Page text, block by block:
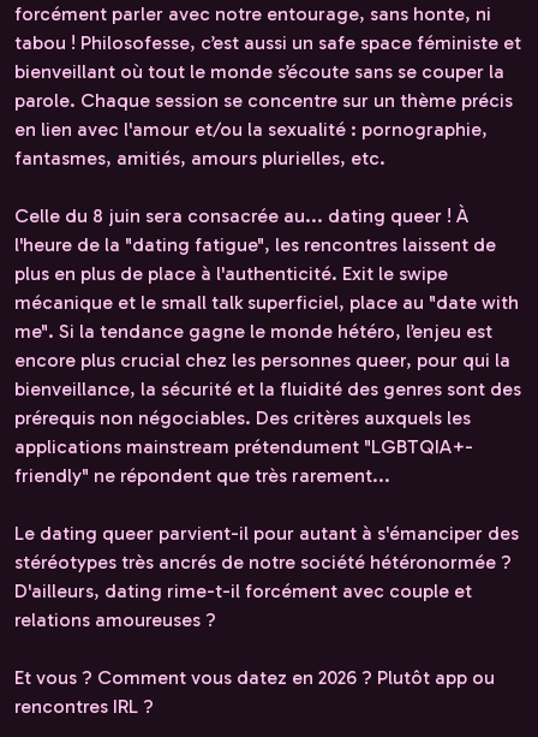
forcément parler avec notre entourage, sans honte, ni
tabou ! Philosofesse, c’est aussi un safe space féministe et
bienveillant où tout le monde s’écoute sans se couper la
parole. Chaque session se concentre sur un thème précis
en lien avec l'amour et/ou la sexualité : pornographie,
fantasmes, amitiés, amours plurielles, etc.
Celle du 8 juin sera consacrée au... dating queer ! À
l'heure de la "dating fatigue", les rencontres laissent de
plus en plus de place à l'authenticité. Exit le swipe
mécanique et le small talk superficiel, place au "date with
me". Si la tendance gagne le monde hétéro, l’enjeu est
encore plus crucial chez les personnes queer, pour qui la
bienveillance, la sécurité et la fluidité des genres sont des
prérequis non négociables. Des critères auxquels les
applications mainstream prétendument "LGBTQIA+-
friendly" ne répondent que très rarement...
Le dating queer parvient-il pour autant à s'émanciper des
stéréotypes très ancrés de notre société hétéronormée ?
D'ailleurs, dating rime-t-il forcément avec couple et
relations amoureuses ?
Et vous ? Comment vous datez en 2026 ? Plutôt app ou
rencontres IRL ?